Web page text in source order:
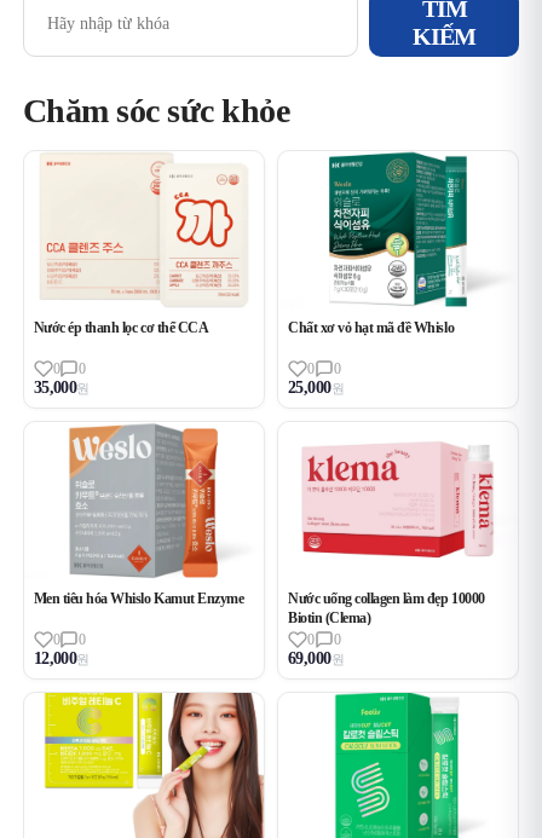
TÌM
KIẾM
Chăm sóc sức khỏe
필터
상품 목록
Nước ép thanh lọc cơ thể CCA
0 0
35,000원
Chất xơ vỏ hạt mã đề Whislo
0 0
25,000원
Men tiêu hóa Whislo Kamut Enzyme
0 0
12,000원
Nước uống collagen làm đẹp 10000
Biotin (Clema)
0
0
69,000원